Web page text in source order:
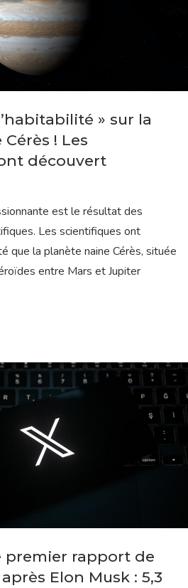
» sur la
! Les
découvert
est le résultat des
Les scientifiques ont
que la planète naine Cérès, située
entre Mars et Jupiter
premier rapport de
Elon Musk : 5,3